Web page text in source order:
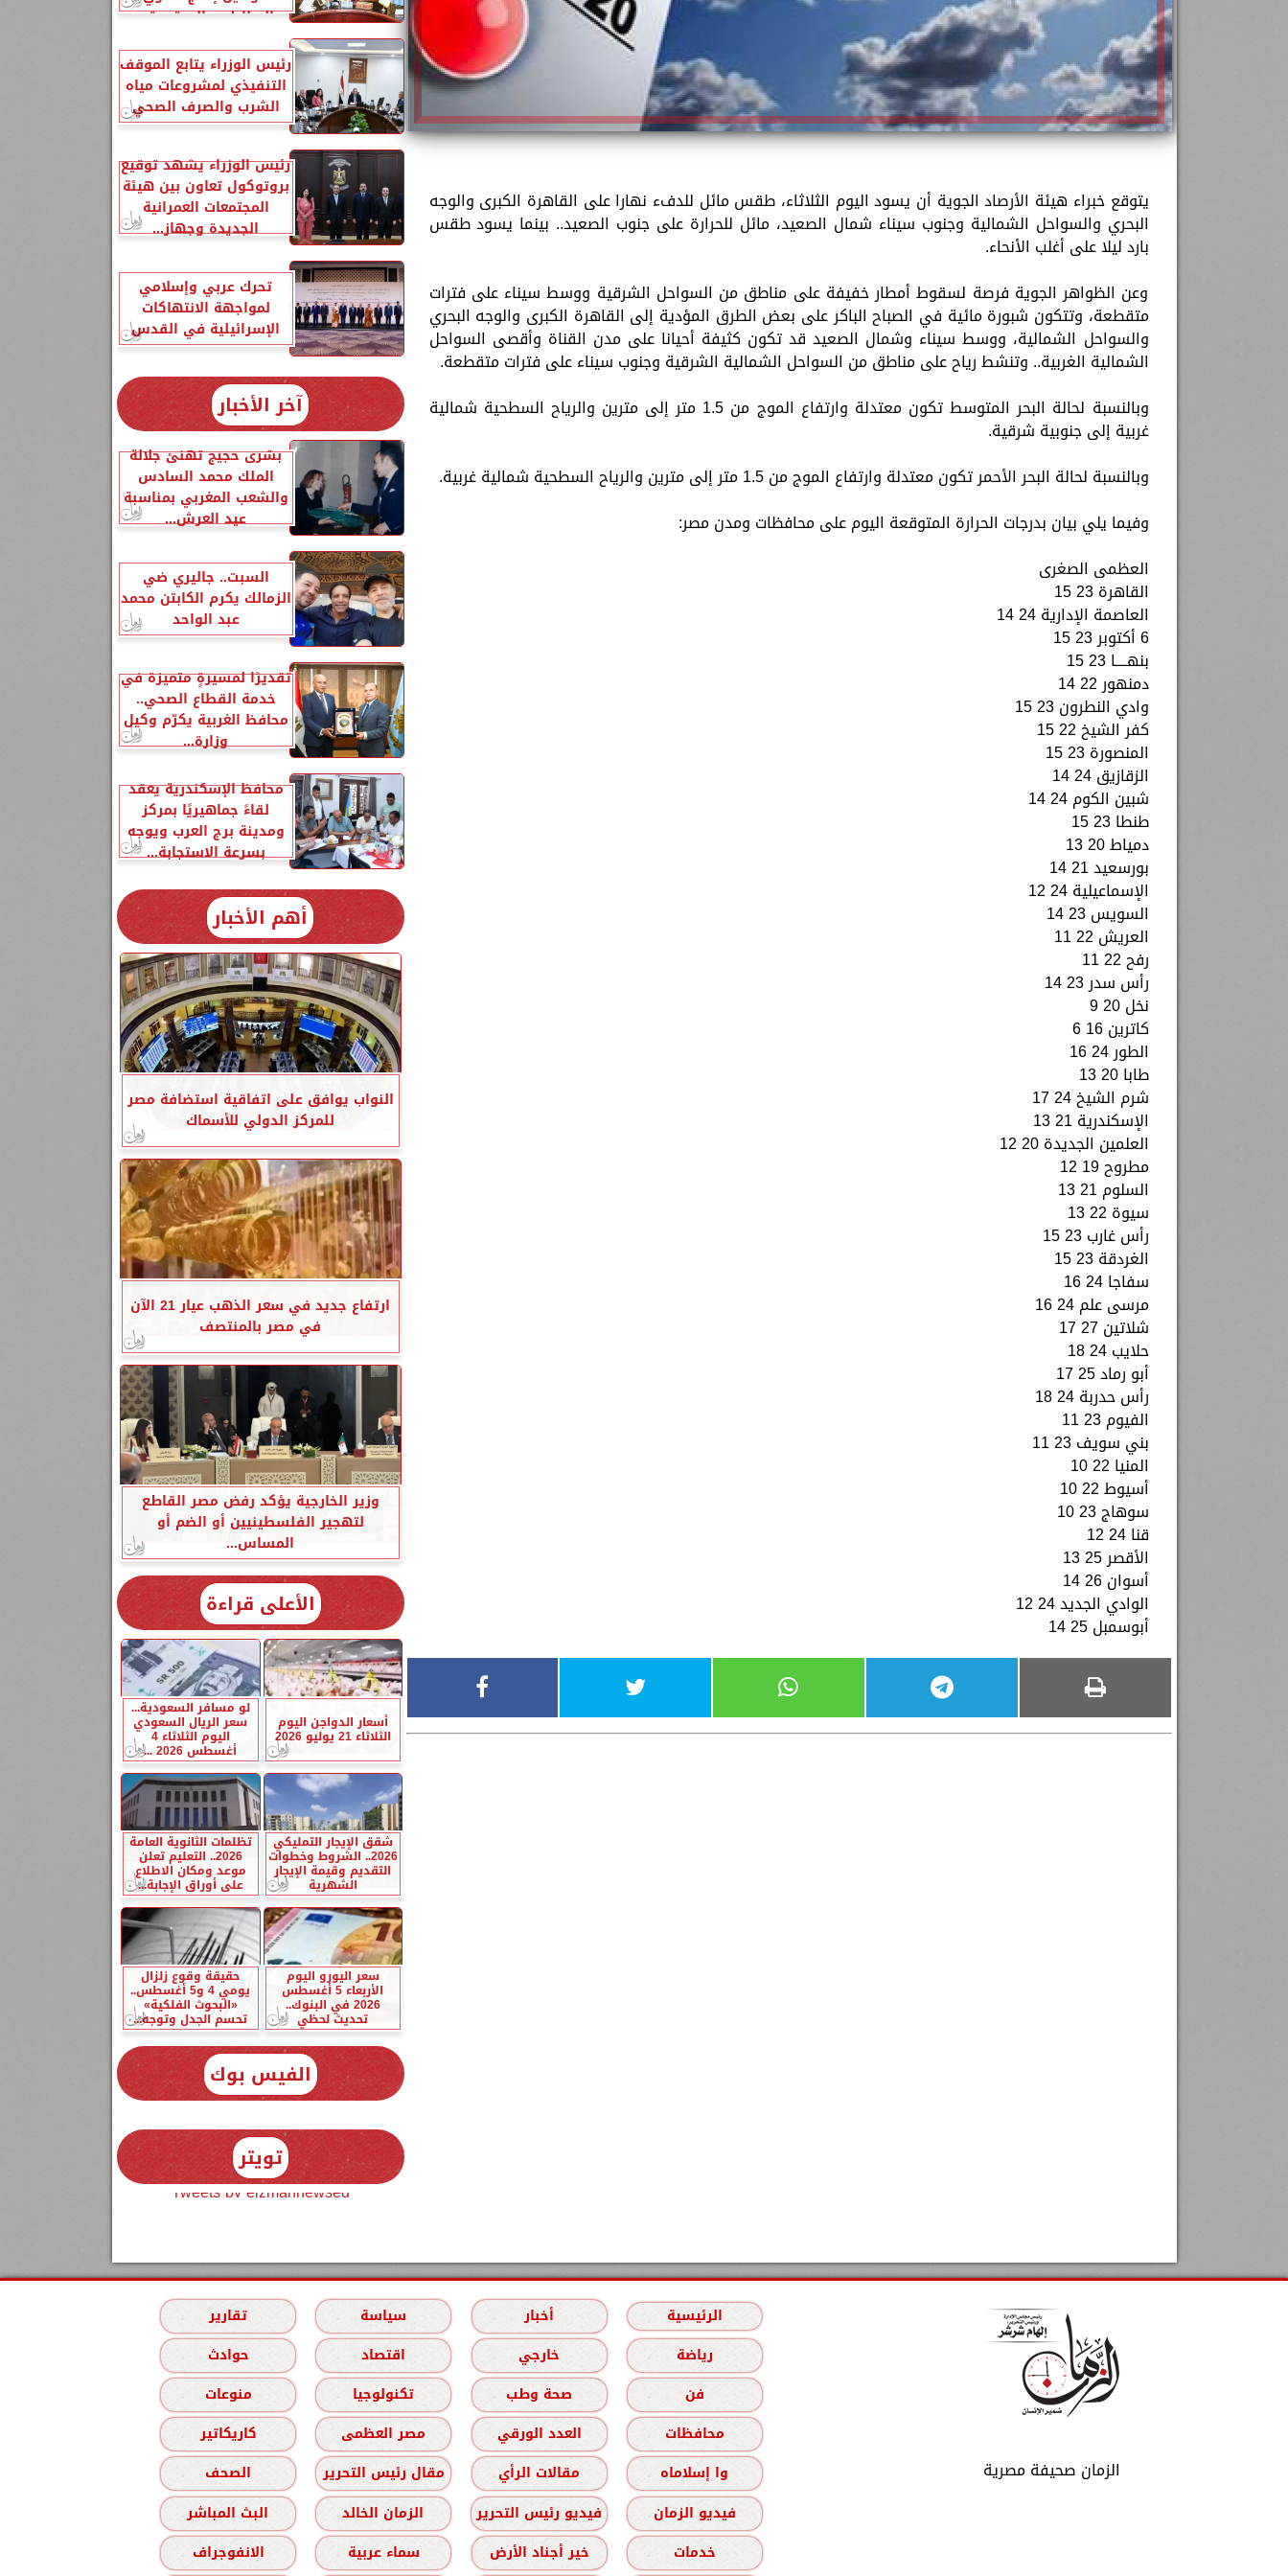
يتوقع خبراء هيئة الأرصاد الجوية أن يسود اليوم الثلاثاء، طقس مائل للدفء نهارا على القاهرة الكبرى والوجه
البحري والسواحل الشمالية وجنوب سيناء شمال الصعيد، مائل للحرارة على جنوب الصعيد.. بينما يسود طقس
بارد ليلا على أغلب الأنحاء.
وعن الظواهر الجوية فرصة لسقوط أمطار خفيفة على مناطق من السواحل الشرقية ووسط سيناء على فترات
متقطعة، وتتكون شبورة مائية في الصباح الباكر على بعض الطرق المؤدية إلى القاهرة الكبرى والوجه البحري
والسواحل الشمالية، ووسط سيناء وشمال الصعيد قد تكون كثيفة أحيانا على مدن القناة وأقصى السواحل
الشمالية الغربية.. وتنشط رياح على مناطق من السواحل الشمالية الشرقية وجنوب سيناء على فترات متقطعة.
وبالنسبة لحالة البحر المتوسط تكون معتدلة وارتفاع الموج من 1.5 متر إلى مترين والرياح السطحية شمالية
غربية إلى جنوبية شرقية.
وبالنسبة لحالة البحر الأحمر تكون معتدلة وارتفاع الموج من 1.5 متر إلى مترين والرياح السطحية شمالية غربية.
وفيما يلي بيان بدرجات الحرارة المتوقعة اليوم على محافظات ومدن مصر:
العظمى الصغرى
القاهرة 23 15
العاصمة الإدارية 24 14
6 أكتوبر 23 15
بنهــــا 23 15
دمنهور 22 14
وادي النطرون 23 15
كفر الشيخ 22 15
المنصورة 23 15
الزقازيق 24 14
شبين الكوم 24 14
طنطا 23 15
دمياط 20 13
بورسعيد 21 14
الإسماعيلية 24 12
السويس 23 14
العريش 22 11
رفح 22 11
رأس سدر 23 14
نخل 20 9
كاترين 16 6
الطور 24 16
طابا 20 13
شرم الشيخ 24 17
الإسكندرية 21 13
العلمين الجديدة 20 12
مطروح 19 12
السلوم 21 13
سيوة 22 13
رأس غارب 23 15
الغردقة 23 15
سفاجا 24 16
مرسى علم 24 16
شلاتين 27 17
حلايب 24 18
أبو رماد 25 17
رأس حدربة 24 18
الفيوم 23 11
بني سويف 23 11
المنيا 22 10
أسيوط 22 10
سوهاج 23 10
قنا 24 12
الأقصر 25 13
أسوان 26 14
الوادي الجديد 24 12
أبوسمبل 25 14
البطاطس المعتمدة...
رئيس الوزراء يتابع الموقف
التنفيذي لمشروعات مياه
الشرب والصرف الصحي
رئيس الوزراء يشهد توقيع
بروتوكول تعاون بين هيئة
المجتمعات العمرانية
الجديدة وجهاز...
تحرك عربي وإسلامي
لمواجهة الانتهاكات
الإسرائيلية في القدس
آخر الأخبار
بشرى حجيج تهنئ جلالة
الملك محمد السادس
والشعب المغربي بمناسبة
عيد العرش...
السبت.. جاليري ضي
الزمالك يكرم الكابتن محمد
عبد الواحد
تقديرًا لمسيرةٍ متميزة في
خدمة القطاع الصحي..
محافظ الغربية يكرّم وكيل
وزارة...
محافظ الإسكندرية يعقد
لقاءً جماهيريًا بمركز
ومدينة برج العرب ويوجه
بسرعة الاستجابة...
أهم الأخبار
النواب يوافق على اتفاقية استضافة مصر
للمركز الدولي للأسماك
ارتفاع جديد في سعر الذهب عيار 21 الآن
في مصر بالمنتصف
وزير الخارجية يؤكد رفض مصر القاطع
لتهجير الفلسطينيين أو الضم أو
المساس...
الأعلى قراءة
أسعار الدواجن اليوم
الثلاثاء 21 يوليو 2026
لو مسافر السعودية...
سعر الريال السعودي
اليوم الثلاثاء 4
أغسطس 2026 ...
شقق الإيجار التمليكي
2026.. الشروط وخطوات
التقديم وقيمة الإيجار
الشهرية
تظلمات الثانوية العامة
2026.. التعليم تعلن
موعد ومكان الاطلاع
على أوراق الإجابة...
سعر اليورو اليوم
الأربعاء 5 أغسطس
2026 في البنوك..
تحديث لحظي
حقيقة وقوع زلزال
يومي 4 و5 أغسطس..
«البحوث الفلكية»
تحسم الجدل وتوجه...
الفيس بوك
تويتر
Tweets by elzmannewseg
الزمان صحيفة مصرية
الرئيسية أخبار سياسة
تقارير
رياضة
خارجي اقتصاد
حوادث
فن
صحة وطب تكنولوجيا
منوعات
محافظات
العدد الورقي مصر العظمى
كاريكاتير
وا إسلاماه
مقالات الرأي مقال رئيس التحرير
الصحف
فيديو الزمان
فيديو رئيس التحرير الزمان الخالد
البث المباشر
خدمات
خير أجناد الأرض سماء عربية الانفوجراف